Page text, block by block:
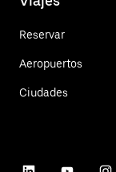
Reservar
Aeropuertos
Ciudades